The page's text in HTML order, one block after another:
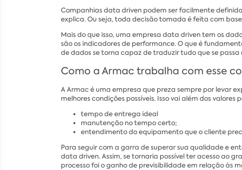
Companhias data driven podem ser facilmente
explica. Ou seja, toda decisão tomada é feita com
Mais do que isso, uma empresa data driven tem os
são os indicadores de performance. O que é
de dados se torna capaz de traduzir tudo que se passa
Como a Armac trabalha com esse
A Armac é uma empresa que preza sempre por levar
melhores condições possíveis. Isso vai além dos
tempo de entrega ideal
manutenção no tempo certo;
entendimento do equipamento que o cliente
Para seguir com a garra de superar sua qualidade e
data driven. Assim, se tornaria possível ter acesso ao
processo foi o ganho de previsibilidade em relação às